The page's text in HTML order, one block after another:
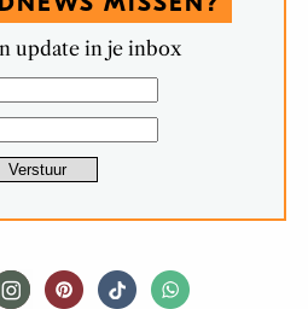
update in je inbox